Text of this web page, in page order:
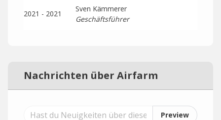
2021 - 2021
Sven Kämmerer
Geschäftsführer
Nachrichten über Airfarm
Preview